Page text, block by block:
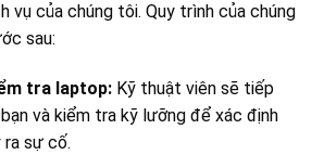
vụ của chúng tôi. Quy trình của chúng
sau:
tra laptop:Kỹ thuật viên sẽ tiếp
và kiểm tra kỹ lưỡng để xác định
ra sự cố.